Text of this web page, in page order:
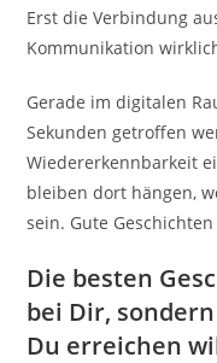
Erst die Verbindung
Kommunikation
Gerade im digitalen
Sekunden getroffen
Wiedererkennbarkeit
bleiben dort hängen,
sein. Gute
Die besten
bei Dir,
Du erreichen